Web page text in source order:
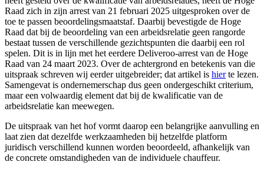
Raad zich in zijn arrest van 21 februari 2025 uitgesproken over de
toe te passen beoordelingsmaatstaf. Daarbij bevestigde de Hoge
Raad dat bij de beoordeling van een arbeidsrelatie geen rangorde
bestaat tussen de verschillende gezichtspunten die daarbij een rol
spelen. Dit is in lijn met het eerdere Deliveroo-arrest van de Hoge
Raad van 24 maart 2023. Over de achtergrond en betekenis van die
uitspraak schreven wij eerder uitgebreider; dat artikel is hierte lezen.
Samengevat is ondernemerschap dus geen ondergeschikt criterium,
maar een volwaardig element dat bij de kwalificatie van de
arbeidsrelatie kan meewegen.
De uitspraak van het hof vormt daarop een belangrijke aanvulling en
laat zien dat dezelfde werkzaamheden bij hetzelfde platform
juridisch verschillend kunnen worden beoordeeld, afhankelijk van
de concrete omstandigheden van de individuele chauffeur.